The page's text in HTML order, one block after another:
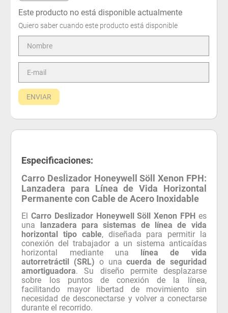
Este producto no está disponible actualmente
Quiero saber cuando este producto está disponible
ENVIAR
Especificaciones:
Carro Deslizador Honeywell Söll Xenon FPH:
Lanzadera para Línea de Vida Horizontal
Permanente con Cable de Acero Inoxidable
ElCarro Deslizador Honeywell Söll Xenon FPHes
una lanzadera para sistemas de línea de vida
horizontal tipo cable, diseñada para permitir la
conexión del trabajador a un sistema anticaídas
horizontal mediante una línea de vida
autorretráctil (SRL) o unacuerda de seguridad
amortiguadora. Su diseño permite desplazarse
sobre los puntos de conexión de la línea,
facilitando mayor libertad de movimiento sin
necesidad de desconectarse y volver a conectarse
durante el recorrido.